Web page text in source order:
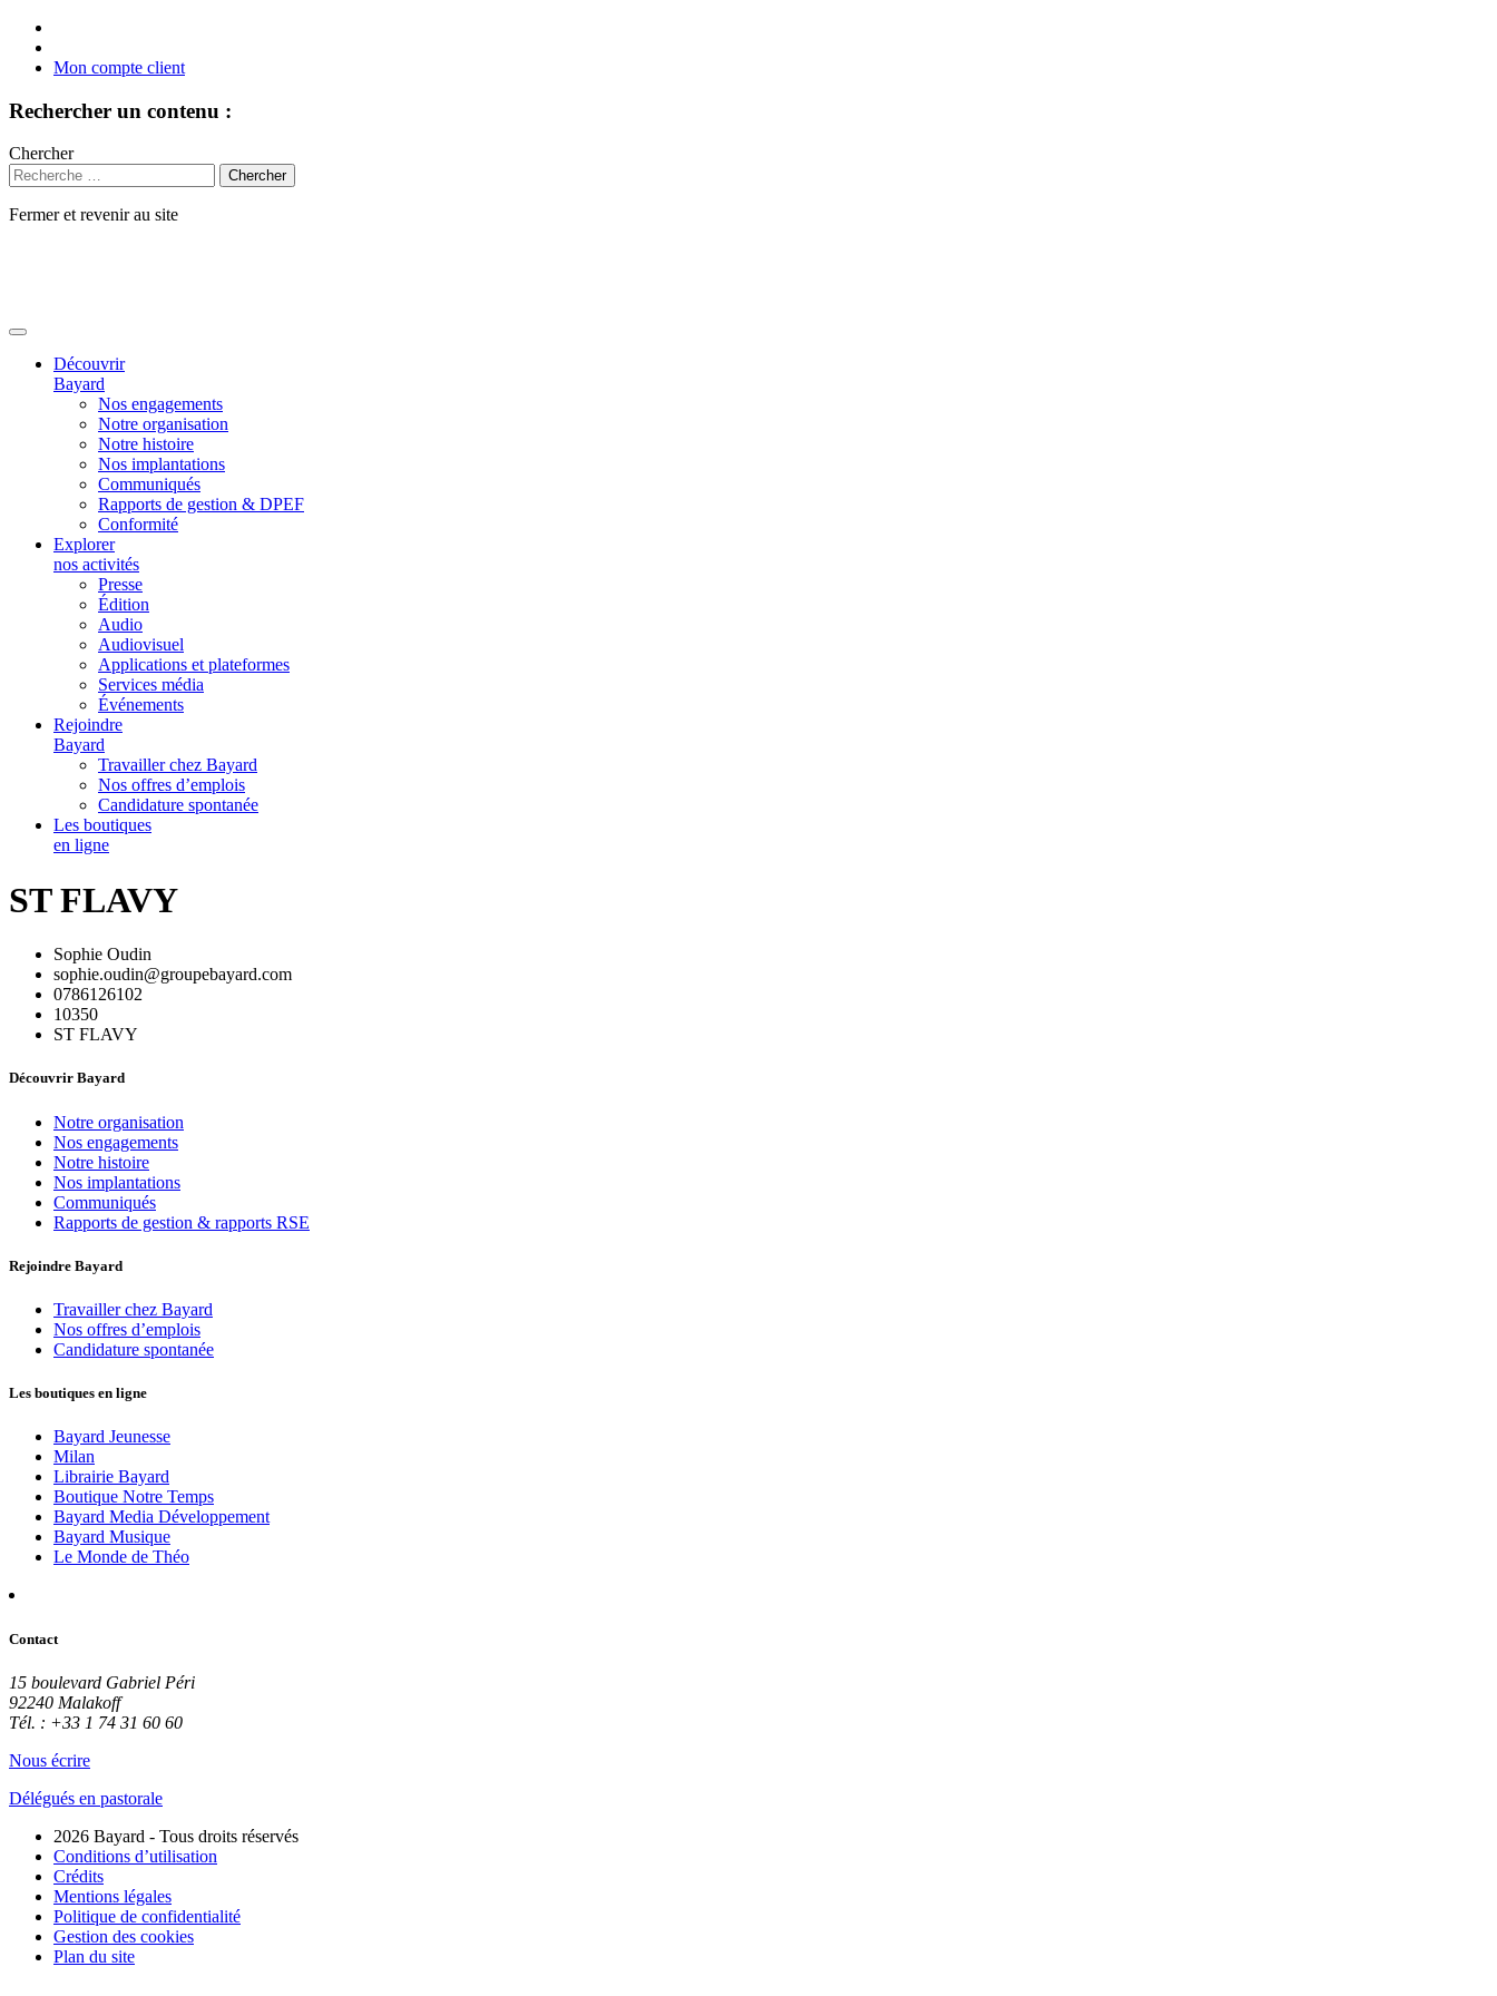
Mon compte client
Rechercher un contenu :
Chercher
Fermer et revenir au site
Découvrir
Bayard
Nos engagements
Notre organisation
Notre histoire
Nos implantations
Communiqués
Rapports de gestion & DPEF
Conformité
Explorer
nos activités
Presse
Édition
Audio
Audiovisuel
Applications et plateformes
Services média
Événements
Rejoindre
Bayard
Travailler chez Bayard
Nos offres d’emplois
Candidature spontanée
Les boutiques
en ligne
ST FLAVY
Sophie Oudin
sophie.oudin@groupebayard.com
0786126102
10350
ST FLAVY
Découvrir Bayard
Notre organisation
Nos engagements
Notre histoire
Nos implantations
Communiqués
Rapports de gestion & rapports RSE
Rejoindre Bayard
Travailler chez Bayard
Nos offres d’emplois
Candidature spontanée
Les boutiques en ligne
Bayard Jeunesse
Milan
Librairie Bayard
Boutique Notre Temps
Bayard Media Développement
Bayard Musique
Le Monde de Théo
Contact
15 boulevard Gabriel Péri
92240 Malakoff
Tél. : +33 1 74 31 60 60
Nous écrire
Délégués en pastorale
2026 Bayard - Tous droits réservés
Conditions d’utilisation
Crédits
Mentions légales
Politique de confidentialité
Gestion des cookies
Plan du site